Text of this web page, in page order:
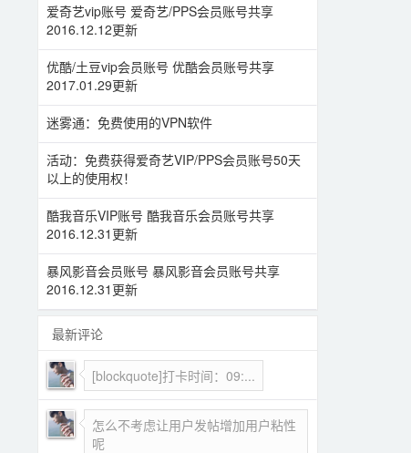
爱奇艺vip账号 爱奇艺/PPS会员账号共享
2016.12.12更新
优酷/土豆vip会员账号 优酷会员账号共享
2017.01.29更新
迷雾通：免费使用的VPN软件
活动：免费获得爱奇艺VIP/PPS会员账号50天
以上的使用权！
酷我音乐VIP账号 酷我音乐会员账号共享
2016.12.31更新
暴风影音会员账号 暴风影音会员账号共享
2016.12.31更新
最新评论
[blockquote]打卡时间：09:...
怎么不考虑让用户发帖增加用户粘性
呢